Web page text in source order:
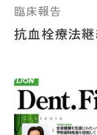
臨床報告
抗血栓療法